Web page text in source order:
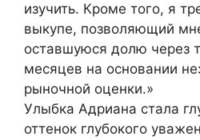
изучить. Кроме того, я
выкупе, позволяющий
оставшуюся долю через
месяцев на основании
рыночной оценки.»
Улыбка Адриана стала
оттенок глубокого